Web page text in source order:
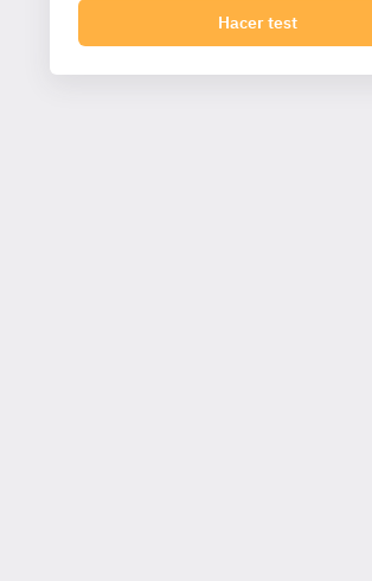
Hacer test